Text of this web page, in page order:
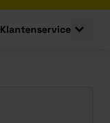
Klantenservice